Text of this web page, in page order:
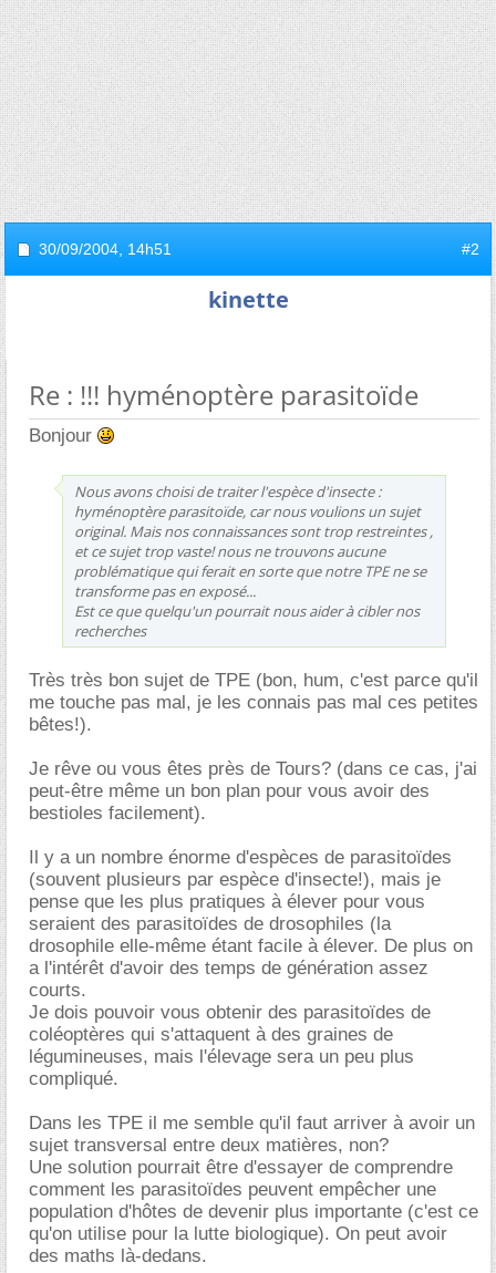
30/09/2004, 14h51 #2
kinette
Re : !!! hyménoptère parasitoïde
Bonjour
Nous avons choisi de traiter l'espèce d'insecte :
hyménoptère parasitoïde, car nous voulions un sujet
original. Mais nos connaissances sont trop restreintes ,
et ce sujet trop vaste! nous ne trouvons aucune
problématique qui ferait en sorte que notre TPE ne se
transforme pas en exposé...
Est ce que quelqu'un pourrait nous aider à cibler nos
recherches
Très très bon sujet de TPE (bon, hum, c'est parce qu'il
me touche pas mal, je les connais pas mal ces petites
bêtes!).
Je rêve ou vous êtes près de Tours? (dans ce cas, j'ai
peut-être même un bon plan pour vous avoir des
bestioles facilement).
Il y a un nombre énorme d'espèces de parasitoïdes
(souvent plusieurs par espèce d'insecte!), mais je
pense que les plus pratiques à élever pour vous
seraient des parasitoïdes de drosophiles (la
drosophile elle-même étant facile à élever. De plus on
a l'intérêt d'avoir des temps de génération assez
courts.
Je dois pouvoir vous obtenir des parasitoïdes de
coléoptères qui s'attaquent à des graines de
légumineuses, mais l'élevage sera un peu plus
compliqué.
Dans les TPE il me semble qu'il faut arriver à avoir un
sujet transversal entre deux matières, non?
Une solution pourrait être d'essayer de comprendre
comment les parasitoïdes peuvent empêcher une
population d'hôtes de devenir plus importante (c'est ce
qu'on utilise pour la lutte biologique). On peut avoir
des maths là-dedans.